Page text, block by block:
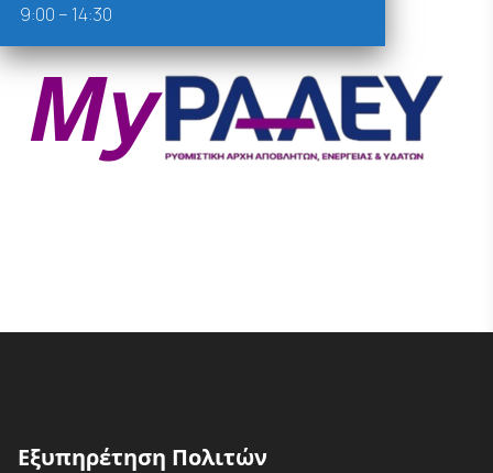
Εξυπηρέτηση Πολιτών
9:00 – 14:30